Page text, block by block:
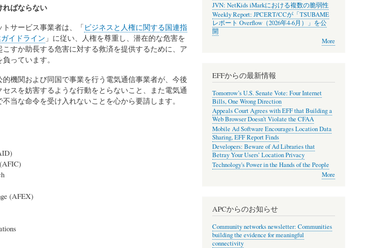
ればならない
サービス事業者は、「ビジネスと人権に関する国連指
イドライン 」に従い、人権を尊重し、潜在的な危害を
すか助長する危害に対する救済を提供するために、ア
っています。
機関および同国で事業を行う電気通信事業者が、今後
スを妨害するような行動をとらないこと、また電気通
当な命令を受け入れないことを心から要請します。
(AFEX)
JVN: NetKids iMarkにおける複数の脆弱性
Weekly Report: JPCERT/CCが「TSUBAME
レポート Overflow（2026年4-6月）」を公
開
More
EFFからの最新情報
Tomorrow’s U.S. Senate Vote: Four Internet
Bills, One Wrong Direction
Appeals Court Agrees with EFF that Building a
Web Browser Doesn’t Violate the CFAA
Mobile Ad Software Encourages Location Data
Sharing, EFF Report Finds
Developers: Beware of Ad Libraries that
Betray Your Users’ Location Privacy
Technology's Power in the Hands of the People
More
APCからのお知らせ
Community networks newsletter: Communities
building the evidence for meaningful
connectivity